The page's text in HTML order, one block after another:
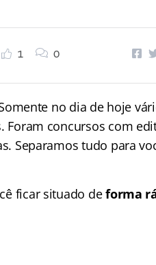
1 0
no dia de hoje
Foram concursos com
Separamos tudo para
ficar situado deforma